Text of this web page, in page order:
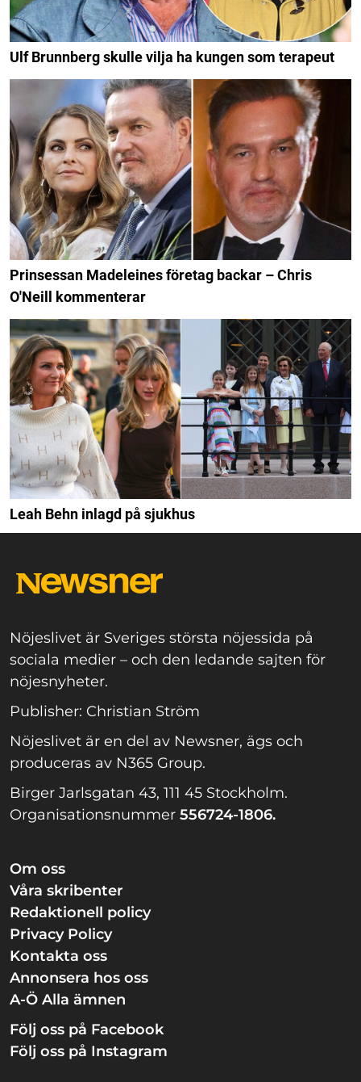
Ulf Brunnberg skulle vilja ha kungen som terapeut
Prinsessan Madeleines företag backar – Chris
O'Neill kommenterar
Leah Behn inlagd på sjukhus
Nöjeslivet är Sveriges största nöjessida på
sociala medier – och den ledande sajten för
nöjesnyheter.
Publisher: Christian Ström
Nöjeslivet är en del av Newsner, ägs och
produceras av N365 Group.
Birger Jarlsgatan 43, 111 45 Stockholm.
Organisationsnummer 556724-1806.
Om oss
Våra skribenter
Redaktionell policy
Privacy Policy
Kontakta oss
Annonsera hos oss
A-Ö Alla ämnen
Följ oss på Facebook
Följ oss på Instagram